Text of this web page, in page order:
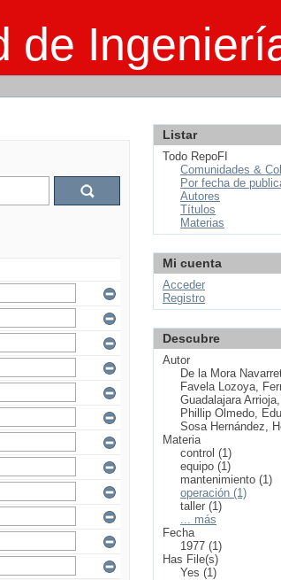
de
Listar
Todo RepoFI
Comunidades &
Por fecha de
Autores
Títulos
Materias
Mi cuenta
Acceder
Registro
Descubre
Autor
De la Mora
Favela Lozoya,
Guadalajara
Phillip Olmedo,
Sosa Hernández,
Materia
control (1)
equipo (1)
mantenimiento (1)
operación (1)
taller (1)
... más
Fecha
1977 (1)
Has File(s)
Yes (1)